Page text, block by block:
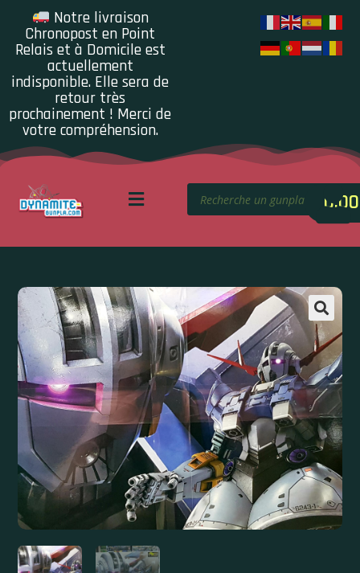
Notre livraison
Chronopost en Point
Relais et à Domicile est
actuellement
indisponible. Elle sera de
retour très
prochainement ! Merci de
votre compréhension.
0.00